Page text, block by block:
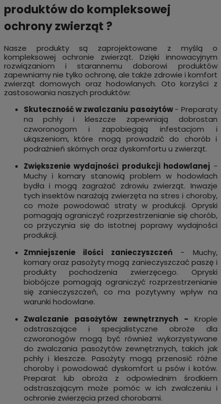
produktów do kompleksowej
ochrony zwierząt ?
Nasze produkty są zaprojektowane z myślą o
kompleksowej ochronie zwierząt. Dzięki innowacyjnym
rozwiązaniom i starannemu doborowi produktów
zapewniamy nie tylko ochronę, ale także zdrowie i komfort
zwierząt domowych oraz hodowlanych. Oto korzyści z
zastosowania naszych produktów:
Skuteczność w zwalczaniu pasożytów- Preparaty
na pchły i kleszcze zapewniają dobrostan
czworonogom i zapobiegają infestacjom i
ukąszeniom, które mogą prowadzić do chorób i
podrażnień skórnych oraz dyskomfortu u zwierząt.
Zwiększenie wydajności produkcji hodowlanej -
Muchy i komary stanowią problem w hodowlach
bydła i mogą zagrażać zdrowiu zwierząt. Inwazje
tych insektów narażają zwierzęta na stres i choroby,
co może powodować straty w produkcji. Opryski
pomagają ograniczyć rozprzestrzenianie się chorób,
co przyczynia się do istotnej poprawy wydajności
produkcji.
Zmniejszenie
ilości zanieczyszczeń - Muchy,
komary oraz pasożyty mogą zanieczyszczać paszę i
produkty pochodzenia zwierzęcego. Opryski
biobójcze pomagają ograniczyć rozprzestrzenianie
się zanieczyszczeń, co ma pozytywny wpływ na
warunki hodowlane.
Zwalczanie pasożytów zewnętrznych - Krople
odstraszające i specjalistyczne obroże dla
czworonogów mogą być również wykorzystywane
do zwalczania pasożytów zewnętrznych, takich jak
pchły i kleszcze. Pasożyty mogą przenosić różne
choroby i powodować dyskomfort u psów i kotów.
Preparat lub obroża z odpowiednim środkiem
odstraszającym może pomóc w ich zwalczeniu i
ochronie zwierzęcia przed chorobami.